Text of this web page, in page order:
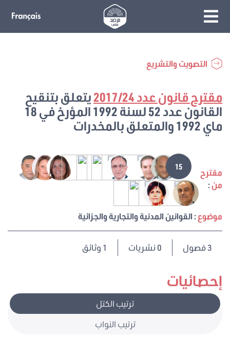
التصويت والتشريع
إحصائيات
ترتيب الكتل
ترتيب النواب
مقترح قانون عدد 2017/24
يتعلق بتنقيح
القانون عدد 52 لسنة 1992 المؤرخ في 18
ماي 1992 والمتعلق بالمخدرات
مقترح
من:
15
موضوع: القوانين المدنية والتجارية والجزائية
3فصول 0 نشريات 1 وثائق